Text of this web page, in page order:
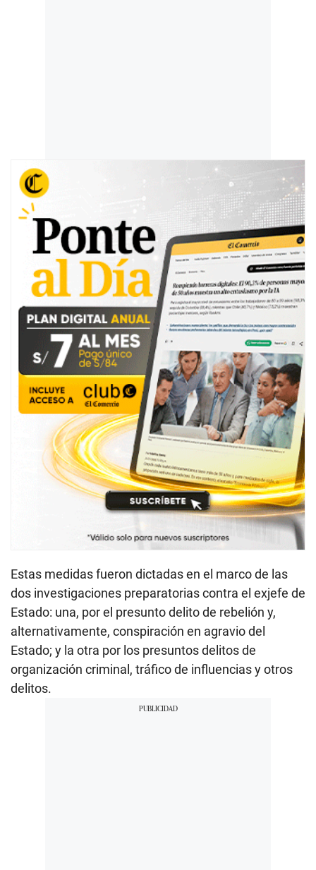
Estas medidas fueron dictadas en el marco de las
dos investigaciones preparatorias contra el exjefe de
Estado: una, por el presunto delito de rebelión y,
alternativamente, conspiración en agravio del
Estado; y la otra por los presuntos delitos de
organización criminal, tráfico de influencias y otros
delitos.